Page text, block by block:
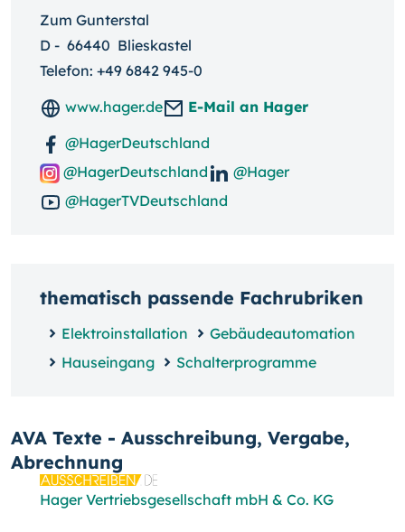
Zum Gunterstal
D - 66440 Blieskastel
Telefon: +49 6842 945-0
www.hager.de
E-Mail an Hager
@HagerDeutschland
@HagerDeutschland
@Hager
@HagerTVDeutschland
thematisch passende Fachrubriken
Elektroinstallation
Gebäudeautomation
Hauseingang
Schalterprogramme
AVA Texte - Ausschreibung, Vergabe,
Abrechnung
Hager Vertriebsgesellschaft mbH & Co. KG